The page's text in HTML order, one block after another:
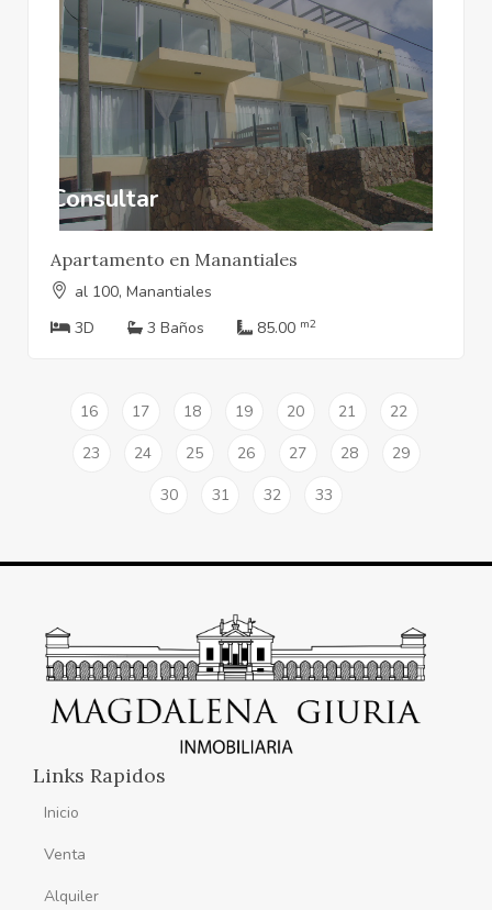
Consultar
Apartamento en Manantiales
al 100, Manantiales
3D
3 Baños 85.00 m2
16 17 18 19 20 21
22
23
24 25 26 27 28
29
30
31 32 33
Links Rapidos
Inicio
Venta
Alquiler